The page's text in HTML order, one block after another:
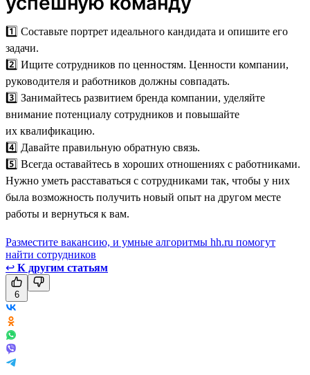
1️⃣ Составьте портрет идеального кандидата и опишите его
задачи.
2️⃣ Ищите сотрудников по ценностям. Ценности компании,
руководителя и работников должны совпадать.
3️⃣ Занимайтесь развитием бренда компании, уделяйте
внимание потенциалу сотрудников и повышайте
их квалификацию.
4️⃣ Давайте правильную обратную связь.
5️⃣ Всегда оставайтесь в хороших отношениях с работниками.
Нужно уметь расставаться с сотрудниками так, чтобы у них
была возможность получить новый опыт на другом месте
работы и вернуться к вам.
Разместите вакансию, и умные алгоритмы hh.ru помогут
найти сотрудников
↩ К другим статьям
6